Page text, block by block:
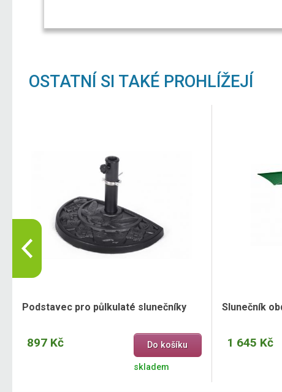
OSTATNÍ SI TAKÉ PROHLÍŽEJÍ
Podstavec pro půlkulaté slunečníky
897 Kč Do košíku
skladem
Slunečník
1 645 Kč